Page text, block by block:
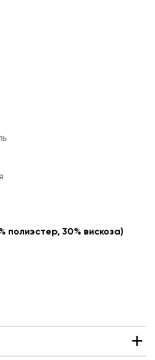
полиэстер, 30% вискоза)